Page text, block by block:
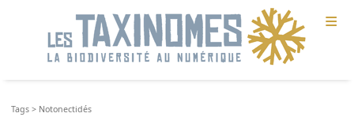
≡
Tags > Notonectidés